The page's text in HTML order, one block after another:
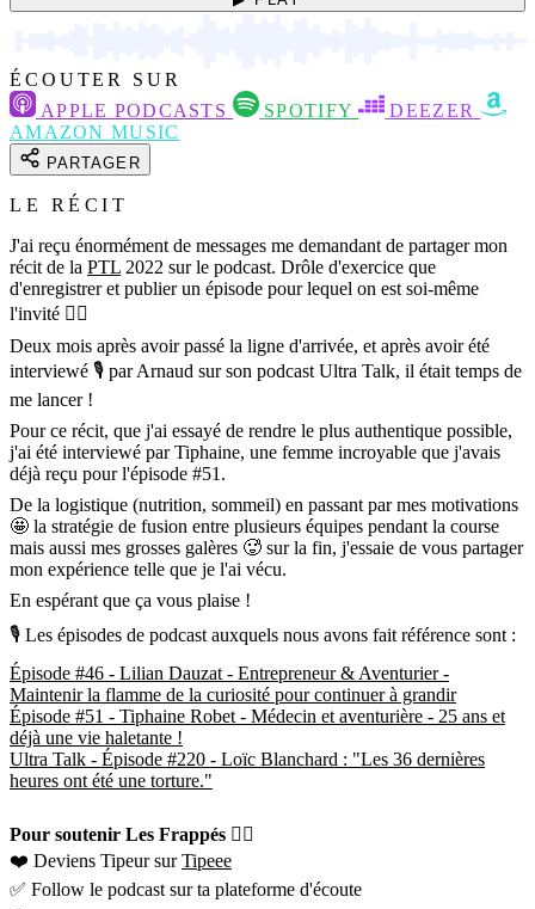
ÉCOUTER SUR
APPLE PODCASTS
SPOTIFY
DEEZER
AMAZON MUSIC
PARTAGER
LE RÉCIT
J'ai reçu énormément de messages me demandant de partager mon
récit de la PTL 2022 sur le podcast. Drôle d'exercice que
d'enregistrer et publier un épisode pour lequel on est soi-même
l'invité 😵‍💫
Deux mois après avoir passé la ligne d'arrivée, et après avoir été
interviewé 🎙 par Arnaud sur son podcast Ultra Talk, il était temps de
me lancer !
Pour ce récit, que j'ai essayé de rendre le plus authentique possible,
j'ai été interviewé par Tiphaine, une femme incroyable que j'avais
déjà reçu pour l'épisode #51.
De la logistique (nutrition, sommeil) en passant par mes motivations
🤩 la stratégie de fusion entre plusieurs équipes pendant la course
mais aussi mes grosses galères 🥵 sur la fin, j'essaie de vous partager
mon expérience telle que je l'ai vécu.
En espérant que ça vous plaise !
🎙 Les épisodes de podcast auxquels nous avons fait référence sont :
Épisode #46 - Lilian Dauzat - Entrepreneur & Aventurier -
Maintenir la flamme de la curiosité pour continuer à grandir
Épisode #51 - Tiphaine Robet - Médecin et aventurière - 25 ans et
déjà une vie haletante !
Ultra Talk - Épisode #220 - Loïc Blanchard : "Les 36 dernières
heures ont été une torture."
Pour soutenir Les Frappés 👇🏼
❤️ Deviens Tipeur surTipeee
✅ Follow le podcast sur ta plateforme d'écoute